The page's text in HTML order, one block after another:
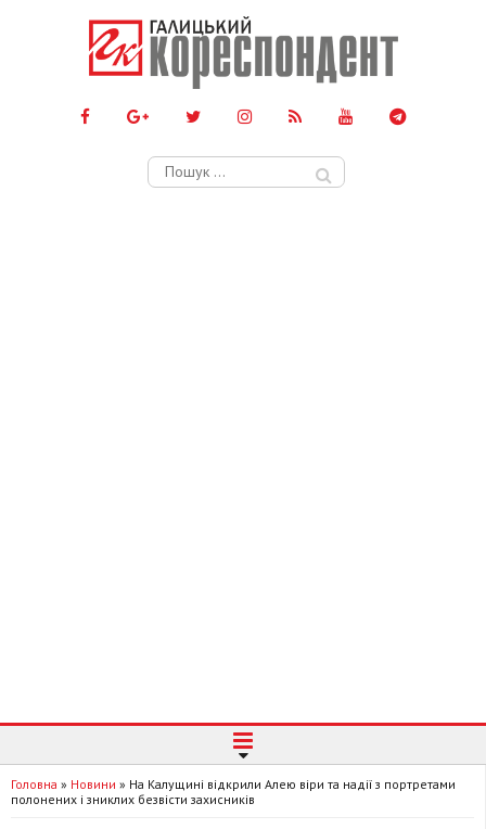
Пошук:
Головна » Новини » На Калущині відкрили Алею віри та надії з портретами
полонених і зниклих безвісти захисників